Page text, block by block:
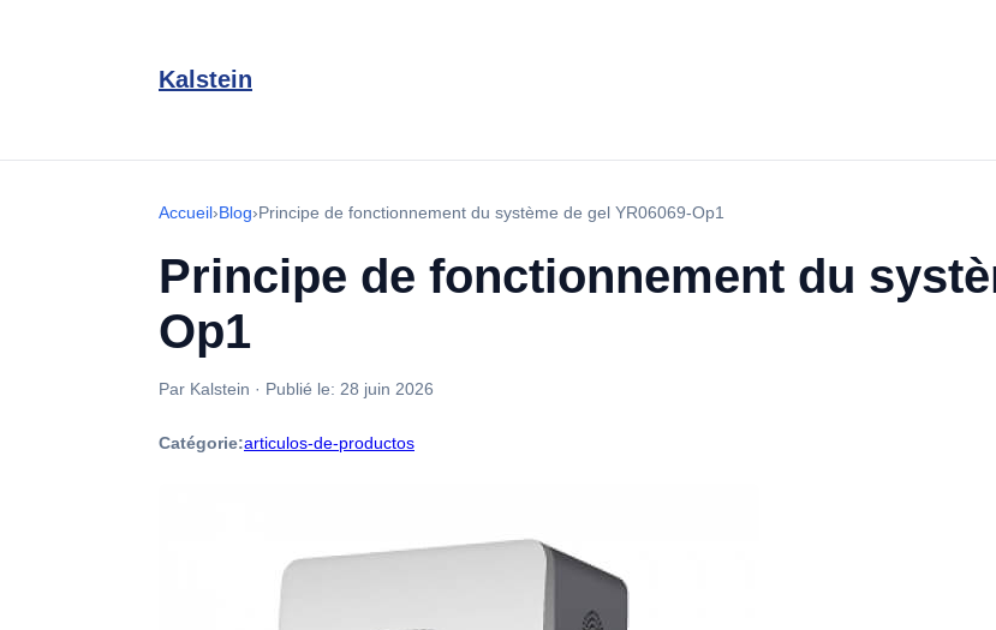
Kalstein
Accueil›Blog›Principe de fonctionnement du système de gel YR06069-Op1
Principe de fonctionnement du
Op1
Par Kalstein · Publié le: 28 juin 2026
Catégorie:articulos-de-productos